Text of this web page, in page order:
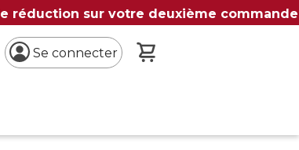
réduction sur votre deuxième commande
Se connecter